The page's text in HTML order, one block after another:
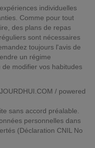
individuelles
Comme pour tout
des plans de repas
sont nécessaires
toujours l'avis de
un régime
modifier vos habitudes
/ powered
sans accord préalable.
personnelles dans
(Déclaration CNIL No